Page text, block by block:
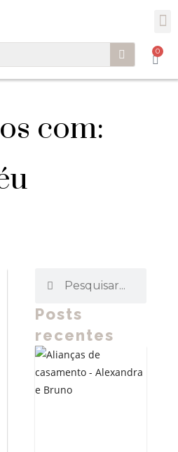
0
com:
Posts
recentes